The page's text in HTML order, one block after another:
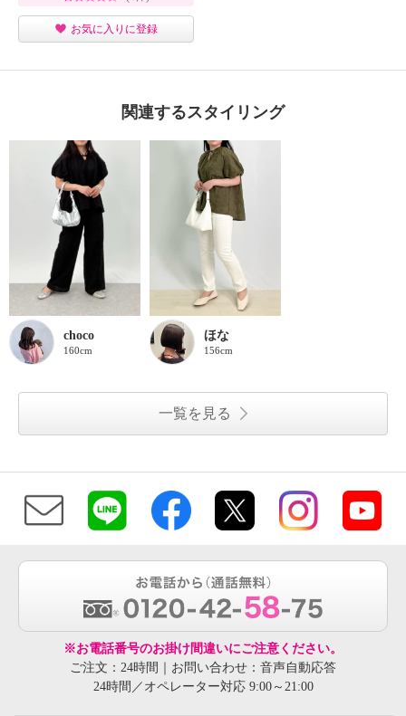
お気に入りに登録
関連するスタイリング
choco
160cm
ほな
156cm
一覧を見る
※お電話番号のお掛け間違いにご注意ください。
ご注文：24時間｜お問い合わせ：音声自動応答
24時間／オペレーター対応 9:00～21:00